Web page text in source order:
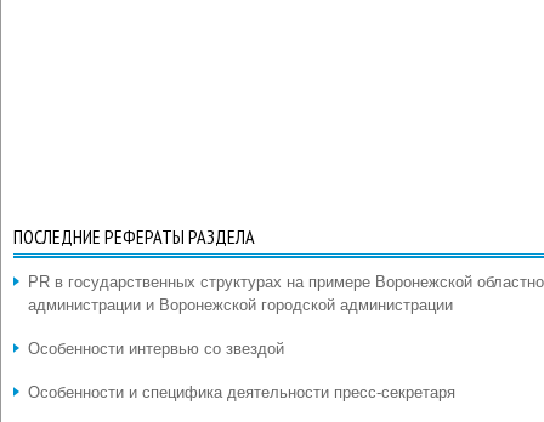
ПОСЛЕДНИЕ РЕФЕРАТЫ РАЗДЕЛА
PR в государственных структурах на примере Воронежской
администрации и Воронежской городской администрации
Особенности интервью со звездой
Особенности и специфика деятельности пресс-секретаря